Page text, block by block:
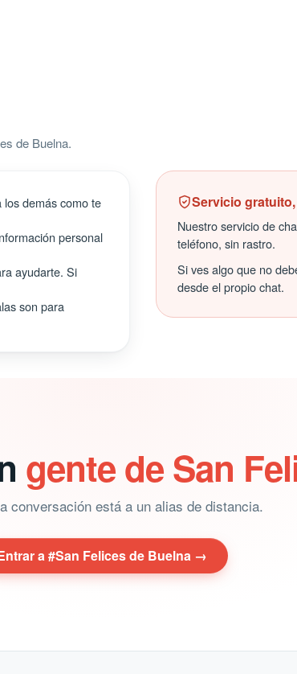
de Buelna.
los demás como te
personal
ayudarte. Si
son para
Servicio
Nuestro servicio de
teléfono, sin rastro.
Si ves algo que no
desde el propio chat.
gente de San
conversación está a un alias de distancia.
a #San Felices de Buelna →